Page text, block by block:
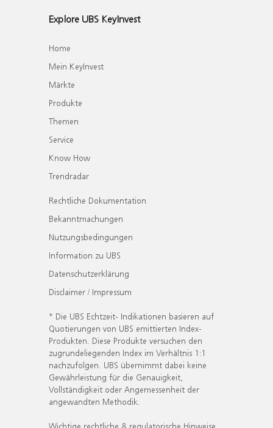
Explore UBS KeyInvest
Home
Mein KeyInvest
Märkte
Produkte
Themen
Service
Know How
Trendradar
Rechtliche Dokumentation
Bekanntmachungen
Nutzungsbedingungen
Information zu UBS
Datenschutzerklärung
Disclaimer / Impressum
* Die UBS Echtzeit- Indikationen basieren auf
Quotierungen von UBS emittierten Index-
Produkten. Diese Produkte versuchen den
zugrundeliegenden Index im Verhältnis 1:1
nachzufolgen. UBS übernimmt dabei keine
Gewährleistung für die Genauigkeit,
Vollständigkeit oder Angemessenheit der
angewandten Methodik.